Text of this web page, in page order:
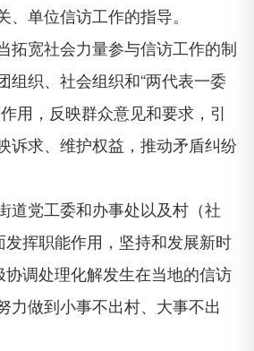
、单位信访工作的指导。
拓宽社会力量参与信访工作的制
组织、社会组织和“两代表一委
用，反映群众意见和要求，引
诉求、维护权益，推动矛盾纠纷
道党工委和办事处以及村（社
发挥职能作用，坚持和发展新时
协调处理化解发生在当地的信访
力做到小事不出村、大事不出